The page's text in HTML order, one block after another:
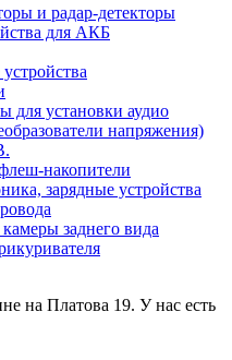
и радар-детекторы
для АКБ
для установки аудио
напряжения)
накопители
зарядные устройства
заднего вида
на Платова 19. У нас есть